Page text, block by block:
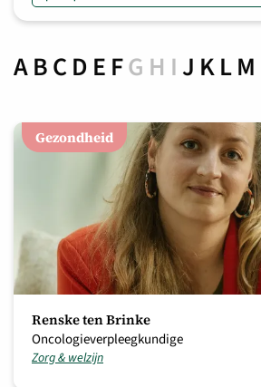
ABCD E FG H I J KLM
Gezondheid
Renske ten Brinke
Oncologieverpleegkundige
Zorg & welzijn